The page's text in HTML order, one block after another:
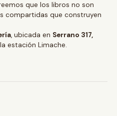
que los libros no son
compartidas que construyen
, ubicada en Serrano 317,
estación Limache.